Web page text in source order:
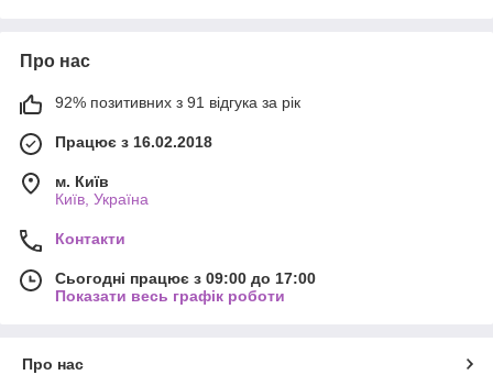
Про нас
92% позитивних з 91 відгука за рік
Працює з 16.02.2018
м. Київ
Київ, Україна
Контакти
Сьогодні працює з 09:00 до 17:00
Показати весь графік роботи
Про нас